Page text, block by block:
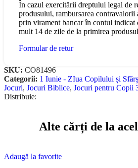
În cazul exercitării dreptului legal de
produsului, rambursarea contravalorii
prin virament bancar în contul indicat
mult 14 de zile de la primirea
Formular de retur
SKU: CO81496
Categorii: 1 Iunie - ZIua Copilului și
Jocuri, Jocuri Biblice, Jocuri pentru Copii
Distribuie:
Alte cărți de la
Adaugă la favorite